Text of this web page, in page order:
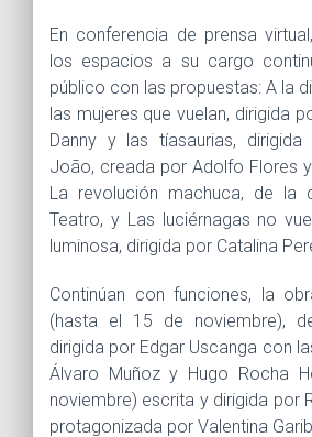
En conferencia de prensa
los espacios a su cargo
público con las propuestas: A la
las mujeres que vuelan, dirigida
Danny y las tíasaurias,
João, creada por Adolfo Flores
La revolución machuca, de la
Teatro, y Las luciérnagas no
luminosa, dirigida por Catalina
Continúan con funciones, la
(hasta el 15 de noviembre),
dirigida por Edgar Uscanga con
Álvaro Muñoz y Hugo Rocha
noviembre) escrita y dirigida por
protagonizada por Valentina